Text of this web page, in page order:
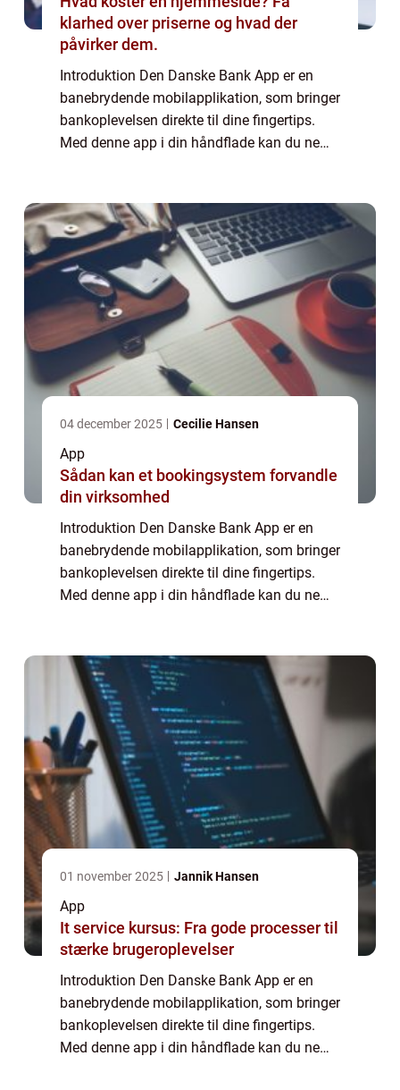
klarhed over priserne og hvad der
påvirker dem.
Introduktion Den Danske Bank App er en
banebrydende mobilapplikation, som bringer
bankoplevelsen direkte til dine fingertips.
Med denne app i din håndflade kan du nemt
artike...
04 december 2025 Cecilie Hansen
App
Sådan kan et bookingsystem forvandle
din virksomhed
Introduktion Den Danske Bank App er en
banebrydende mobilapplikation, som bringer
bankoplevelsen direkte til dine fingertips.
Med denne app i din håndflade kan du nemt
artike...
01 november 2025 Jannik Hansen
App
It service kursus: Fra gode processer til
stærke brugeroplevelser
Introduktion Den Danske Bank App er en
banebrydende mobilapplikation, som bringer
bankoplevelsen direkte til dine fingertips.
Med denne app i din håndflade kan du nemt